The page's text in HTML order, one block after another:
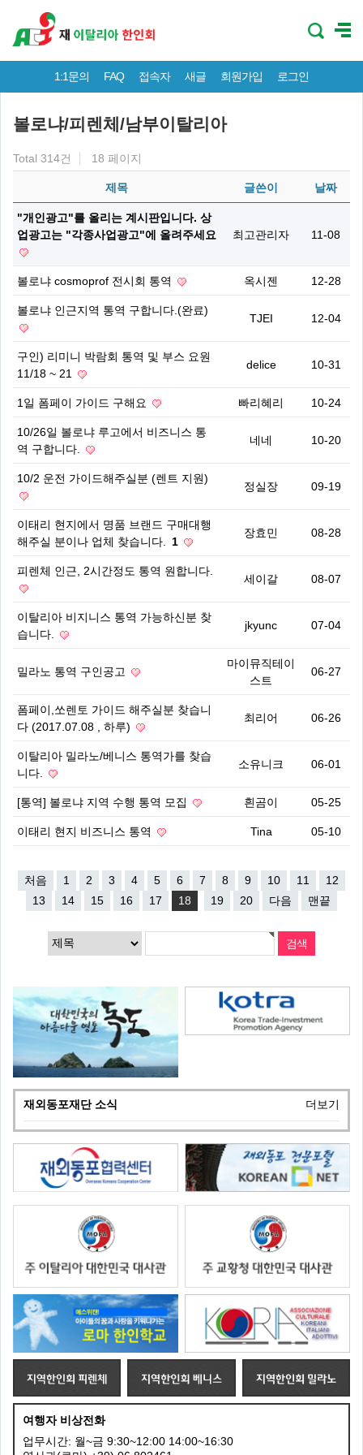
1:1문의 FAQ 접속자 새글 회원가입 로그인
볼로냐/피렌체/남부이탈리아
Total 314건 18 페이지
제목 글쓴이 날짜
"개인광고"를 올리는 계시판입니다. 상
업광고는 "각종사업광고"에 올려주세요
최고관리자 11-08
볼로냐 cosmoprof 전시회 통역 옥시젠 12-28
볼로냐 인근지역 통역 구합니다.(완료)
TJEI 12-04
구인) 리미니 박람회 통역 및 부스 요원
11/18 ~ 21
delice 10-31
1일 폼페이 가이드 구해요 빠리혜리 10-24
10/26일 볼로냐 루고에서 비즈니스 통
역 구합니다.
네네 10-20
10/2 운전 가이드해주실분 (렌트 지원)
정실장 09-19
이태리 현지에서 명품 브랜드 구매대행
해주실 분이나 업체 찾습니다.
1
장효민 08-28
피렌체 인근, 2시간정도 통역 원합니다.
세이갈 08-07
이탈리아 비지니스 통역 가능하신분 찾
습니다.
jkyunc 07-04
밀라노 통역 구인공고
마이뮤직테이
스트
06-27
폼페이,쏘렌토 가이드 해주실분 찾습니
다 (2017.07.08 , 하루)
최리어 06-26
이탈리아 밀라노/베니스 통역가를 찾습
니다.
소유니크 06-01
[통역] 볼로냐 지역 수행 통역 모집 흰곰이 05-25
이태리 현지 비즈니스 통역 Tina 05-10
처음 1 2 3 4 5 6 7 8 9 10 11
12
13
14 15 16 17 18 19 20 다음 맨끝
재외동포재단 소식 더보기
여행자 비상전화
업무시간: 월~금 9:30~12:00 14:00~16:30